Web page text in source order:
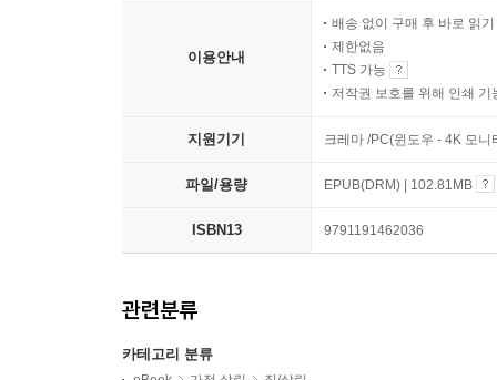
이용안내
배송 없이 구매 후 바로 읽기
제한없음
TTS 가능
저작권 보호를 위해 인쇄 기
지원기기 크레마 /PC(윈도우 - 4K 모
파일/용량 EPUB(DRM) | 102.81MB
ISBN13 9791191462036
관련분류
카테고리 분류